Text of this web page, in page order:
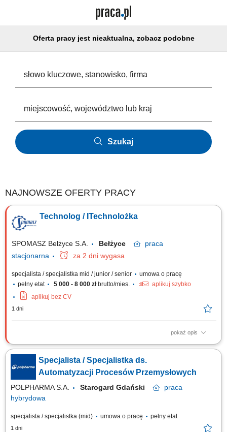
Oferta pracy jest nieaktualna, zobacz podobne
Szukaj
NAJNOWSZE OFERTY PRACY
Technolog / ITechnolożka
SPOMASZ Bełżyce S.A. Bełżyce
praca
stacjonarna
za 2 dni wygasa
specjalista / specjalistka mid / junior / senior
umowa o pracę
pełny etat
5 000 - 8 000 złbrutto/mies.
aplikuj szybko
aplikuj bez CV
1 dni
pokaż opis
Zadania: Opracowywanie i prowadzenie dokumentacji technologicznej
oraz produkcyjnej; Wyliczanie i optymalizacja norm zużycia surowców
oraz materiałów produkcyjnych; Sprawowanie nadzoru nad prawidłowym
przebiegiem procesów wytwórczych; Inicjowanie działań mających na
celu optymalizację...
Specjalista / Specjalistka ds.
Automatyzacji Procesów Przemysłowych
POLPHARMA S.A. Starogard Gdański
praca
hybrydowa
specjalista / specjalistka (mid) umowa o pracę pełny etat
1 dni